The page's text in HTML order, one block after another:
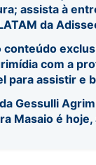
assista à
da
conteúdo
com a
para assistir e
Gessulli
Masaio é hoje,